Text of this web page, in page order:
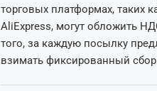
торговых платформах, таких
AliExpress, могут обложить
того, за каждую посылку
взимать фиксированный